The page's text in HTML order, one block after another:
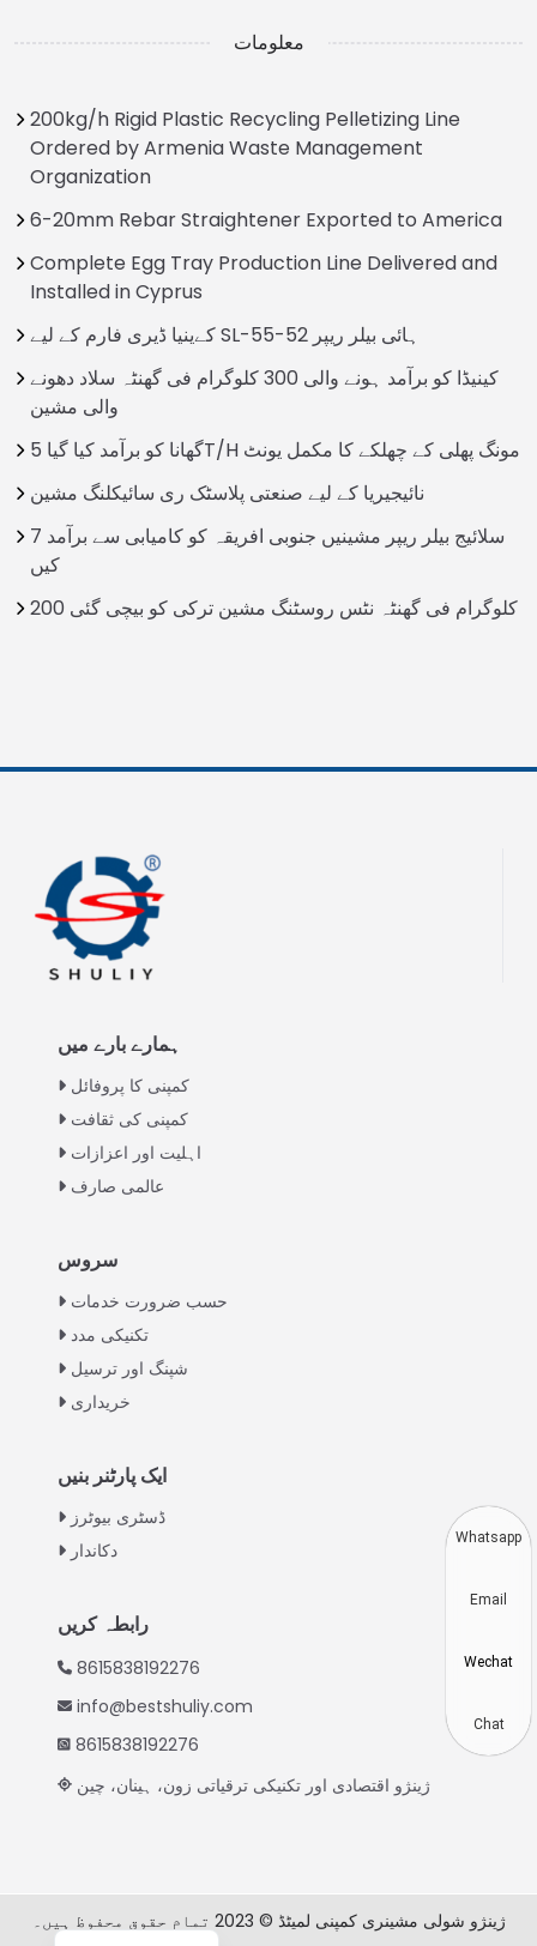
معلومات
200kg/h Rigid Plastic Recycling Pelletizing Line
Ordered by Armenia Waste Management
Organization
6-20mm Rebar Straightener Exported to America
Complete Egg Tray Production Line Delivered and
Installed in Cyprus
کےینیا ڈیری فارم کے لیے SL-55-52 ہائی بيلر ریپر
کینیڈا کو برآمد ہونے والی 300 کلوگرام فی گھنٹہ سلاد دھونے
والی مشین
گھانا کو برآمد کیا گیا 5T/H مونگ پھلی کے چھلکے کا مکمل یونٹ
نائیجیریا کے لیے صنعتی پلاسٹک ری سائیکلنگ مشین
7 سلائیج بیلر ریپر مشینیں جنوبی افریقہ کو کامیابی سے برآمد
کیں
200 کلوگرام فی گھنٹہ نٹس روسٹنگ مشین ترکی کو بیچی گئی
ہمارے بارے میں
کمپنی کا پروفائل
کمپنی کی ثقافت
اہلیت اور اعزازات
عالمی صارف
سروس
حسب ضرورت خدمات
تکنیکی مدد
شپنگ اور ترسیل
خریداری
ایک پارٹنر بنیں
ڈسٹری بیوٹرز
دکاندار
رابطہ کریں
8615838192276
info@bestshuliy.com
8615838192276
ژینژو اقتصادی اور تکنیکی ترقیاتی زون، ہینان، چین
ژینژو شولی مشینری کمپنی لمیٹڈ © 2023 تمام حقوق محفوظ ہیں۔ English
Japanese
Vietnamese
Indonesian
Turkish
Swahili
Whatsapp
Email
Wechat
Chat